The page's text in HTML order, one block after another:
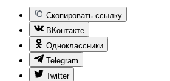
Скопировать ссылку
ВКонтакте
Одноклассники
Telegram
Twitter